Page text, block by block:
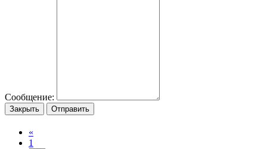
Сообщение:
Закрыть Отправить
«
1